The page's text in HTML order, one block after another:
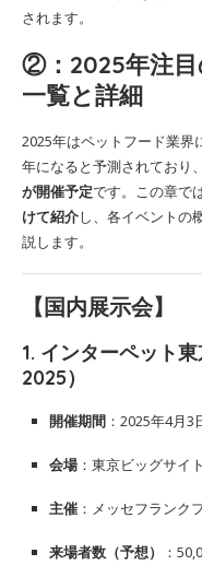
されます。
②：2025年注目
一覧と詳細
2025年はペットフード業界
年になると予測されており、
が開催予定です。この章では
けて紹介し、各イベントの
説します。
【国内展示会】
1. インターペット
2025）
開催期間 ：2025年4月3
会場：東京ビッグサイト
主催 ：メッセフランク
来場者数（予想） ：